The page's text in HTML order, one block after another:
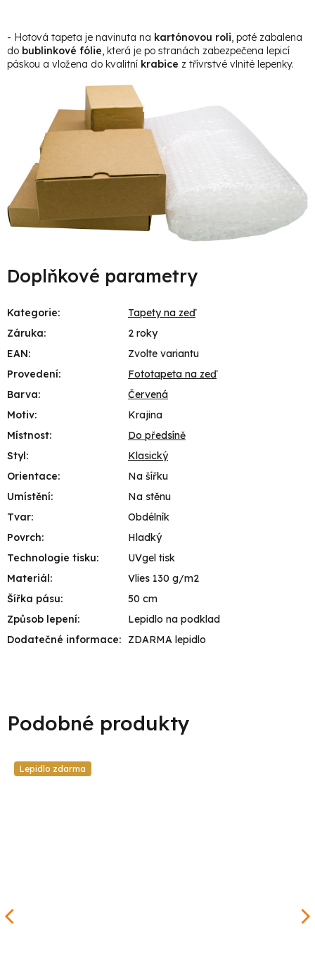
- Hotová tapeta je navinuta na kartónovou roli, poté zabalena
do bublinkové fólie, která je po stranách zabezpečena lepicí
páskou a vložena do kvalitní krabice z třívrstvé vlnité lepenky.
Doplňkové parametry
Kategorie:
Tapety na zeď
Záruka:
2 roky
EAN:
Zvolte variantu
Provedení:
Fototapeta na zeď
Barva:
Červená
Motiv:
Krajina
Místnost:
Do předsíně
Styl:
Klasický
Orientace:
Na šířku
Umístění:
Na stěnu
Tvar:
Obdélník
Povrch:
Hladký
Technologie tisku:
UVgel tisk
Materiál:
Vlies 130 g/m2
Šířka pásu:
50 cm
Způsob lepení:
Lepidlo na podklad
Dodatečné informace: ZDARMA lepidlo
Lepidlo zdarma